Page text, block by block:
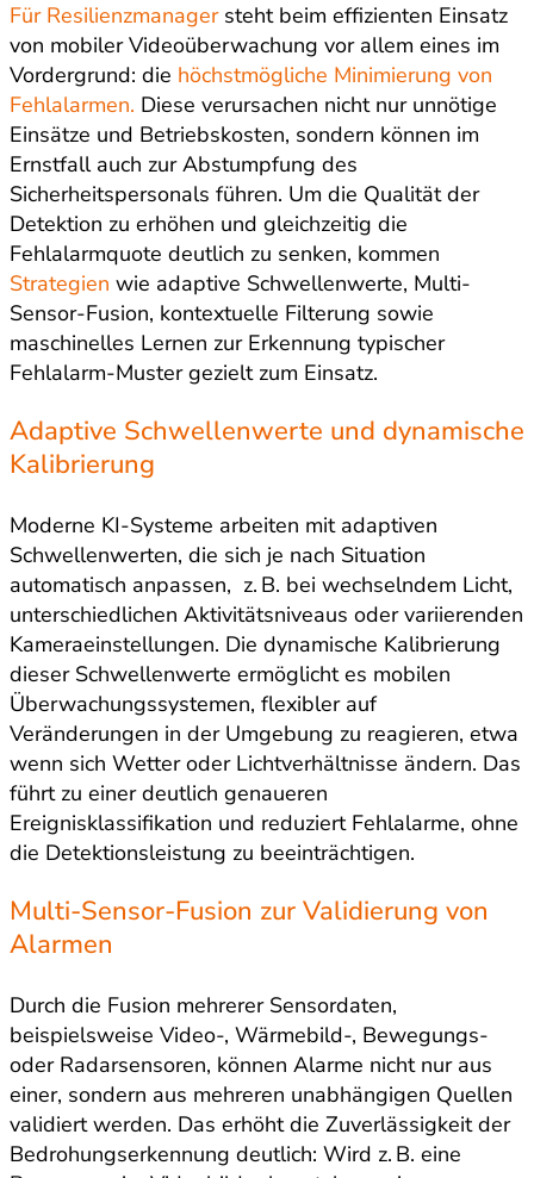
Für Resilienzmanagersteht beim effizienten Einsatz
von mobiler Videoüberwachung vor allem eines im
Vordergrund: die höchstmögliche Minimierung von
Fehlalarmen. Diese verursachen nicht nur unnötige
Einsätze und Betriebskosten, sondern können im
Ernstfall auch zur Abstumpfung des
Sicherheitspersonals führen. Um die Qualität der
Detektion zu erhöhen und gleichzeitig die
Fehlalarmquote deutlich zu senken, kommen
Strategien wie adaptive Schwellenwerte, Multi-
Sensor-Fusion, kontextuelle Filterung sowie
maschinelles Lernen zur Erkennung typischer
Fehlalarm-Muster gezielt zum Einsatz.
Adaptive Schwellenwerte und dynamische
Kalibrierung
Moderne KI-Systeme arbeiten mit adaptiven
Schwellenwerten, die sich je nach Situation
automatisch anpassen, z. B. bei wechselndem Licht,
unterschiedlichen Aktivitätsniveaus oder variierenden
Kameraeinstellungen. Die dynamische Kalibrierung
dieser Schwellenwerte ermöglicht es mobilen
Überwachungssystemen, flexibler auf
Veränderungen in der Umgebung zu reagieren, etwa
wenn sich Wetter oder Lichtverhältnisse ändern. Das
führt zu einer deutlich genaueren
Ereignisklassifikation und reduziert Fehlalarme, ohne
die Detektionsleistung zu beeinträchtigen.
Multi-Sensor-Fusion zur Validierung von
Alarmen
Durch die Fusion mehrerer Sensordaten,
beispielsweise Video-, Wärmebild-, Bewegungs-
oder Radarsensoren, können Alarme nicht nur aus
einer, sondern aus mehreren unabhängigen Quellen
validiert werden. Das erhöht die Zuverlässigkeit der
Bedrohungserkennung deutlich: Wird z. B. eine